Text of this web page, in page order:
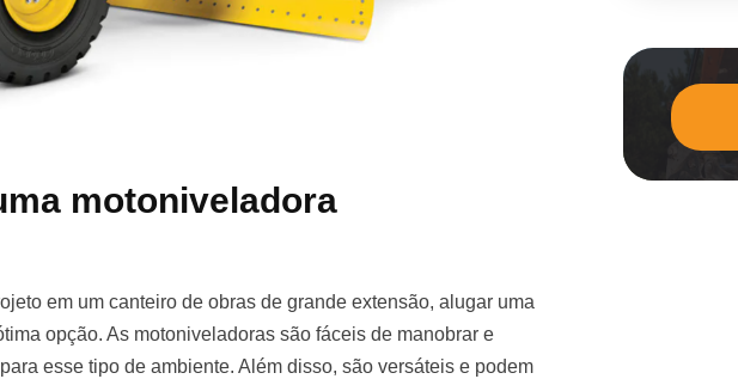
motoniveladora
em um canteiro de obras de grande extensão, alugar uma
opção. As motoniveladoras são fáceis de manobrar e
esse tipo de ambiente. Além disso, são versáteis e podem